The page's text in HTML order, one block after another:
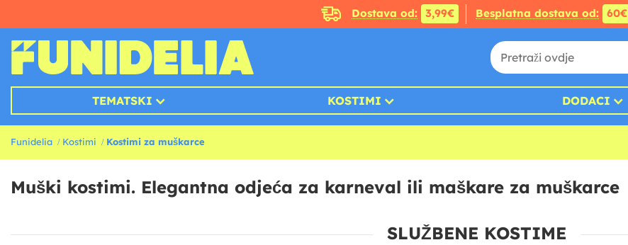
Dostava od: 3,99€ Besplatna dostava od: 60€
TEMATSKI KOSTIMI DODACI
Funidelia Kostimi Kostimi za muškarce
Muški kostimi. Elegantna odjeća za karneval ili maškare za muškarce
SLUŽBENE KOSTIME